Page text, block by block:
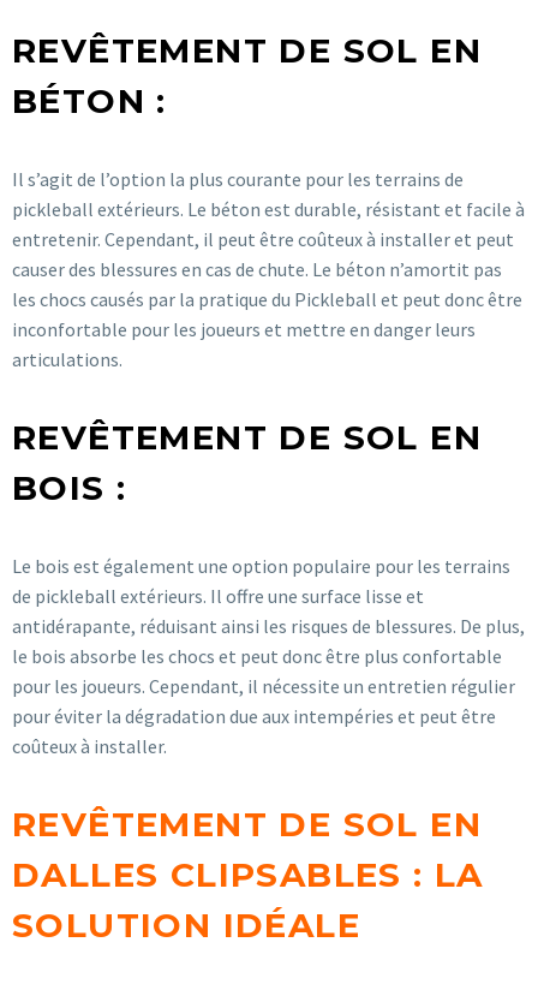
REVÊTEMENT DE SOL EN
BÉTON :
Il s’agit de l’option la plus courante pour les terrains de
pickleball extérieurs. Le béton est durable, résistant et facile à
entretenir. Cependant, il peut être coûteux à installer et peut
causer des blessures en cas de chute. Le béton n’amortit pas
les chocs causés par la pratique du Pickleball et peut donc être
inconfortable pour les joueurs et mettre en danger leurs
articulations.
REVÊTEMENT DE SOL EN
BOIS :
Le bois est également une option populaire pour les terrains
de pickleball extérieurs. Il offre une surface lisse et
antidérapante, réduisant ainsi les risques de blessures. De plus,
le bois absorbe les chocs et peut donc être plus confortable
pour les joueurs. Cependant, il nécessite un entretien régulier
pour éviter la dégradation due aux intempéries et peut être
coûteux à installer.
REVÊTEMENT DE SOL EN
DALLES CLIPSABLES : LA
SOLUTION IDÉALE